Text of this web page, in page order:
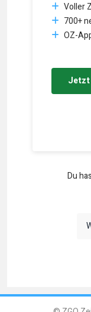
Voller
700+
OZ-
Jetzt
Du